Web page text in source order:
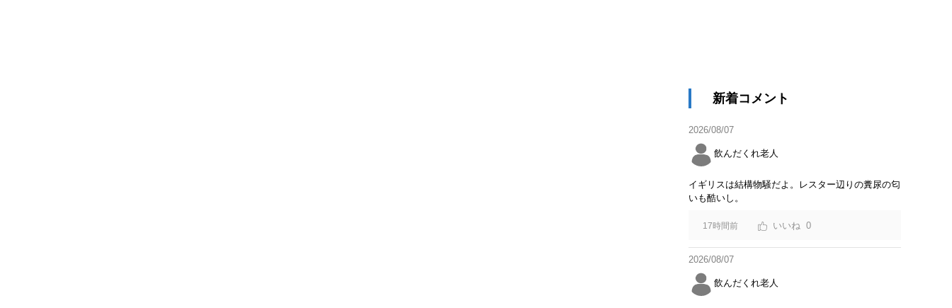
新着コメント
2026/08/07
飲んだくれ老人
イギリスは結構物騒だよ。レスター辺りの糞尿の匂
いも酷いし。
17時間前 0
2026/08/07
飲んだくれ老人